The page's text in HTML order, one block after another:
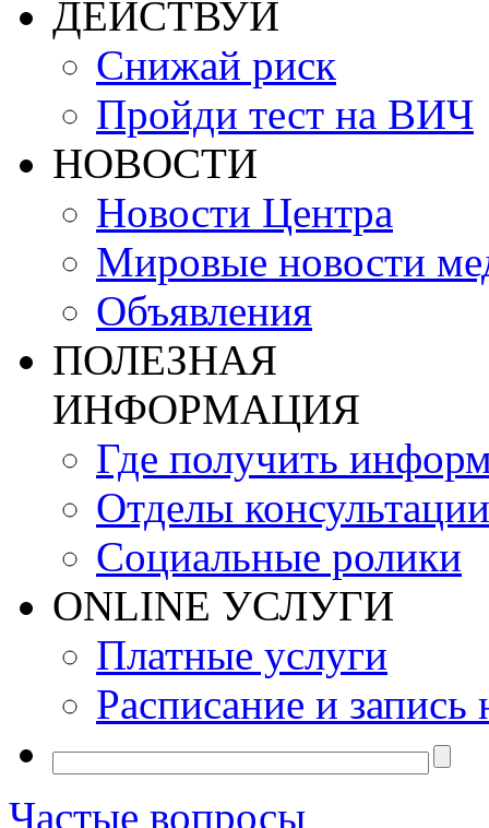
ДЕЙСТВУЙ
Снижай риск
Пройди тест на ВИЧ
НОВОСТИ
Новости Центра
Мировые новости
Объявления
ПОЛЕЗНАЯ
ИНФОРМАЦИЯ
Где получить
Отделы консультации
Социальные ролики
ONLINE УСЛУГИ
Платные услуги
Расписание и запись
Частые вопросы